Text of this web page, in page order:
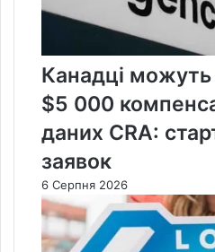
Канадці
$5 000
даних CRA:
заявок
6 Серпня 2026